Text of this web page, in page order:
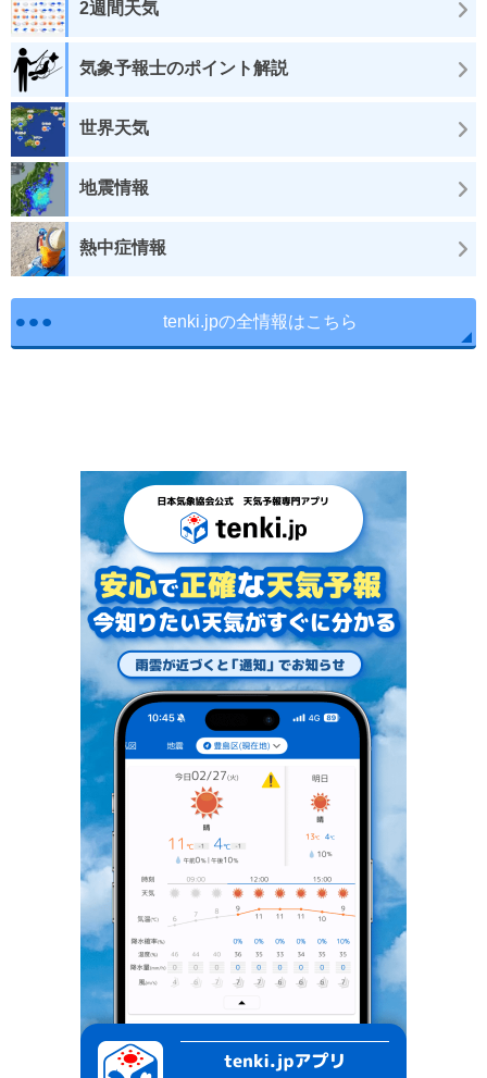
2週間天気
気象予報士のポイント解説
世界天気
地震情報
熱中症情報
tenki.jpの全情報はこちら